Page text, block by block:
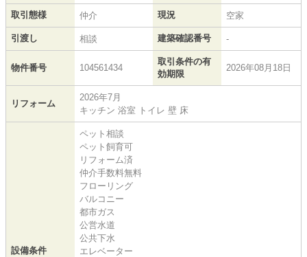
取引態様 仲介 現況 空家
引渡し 相談 建築確認番号 -
物件番号 104561434
取引条件の有
効期限
2026年08月18日
リフォーム
2026年7月
キッチン 浴室 トイレ 壁 床
設備条件
ペット相談
ペット飼育可
リフォーム済
仲介手数料無料
フローリング
バルコニー
都市ガス
公営水道
公共下水
エレベーター